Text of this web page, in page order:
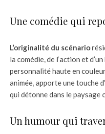
Une comédie qui
L’originalité du scénario
la comédie, de l’action et
personnalité haute en
animée, apporte une touche
qui détonne dans le paysage
Un humour qui